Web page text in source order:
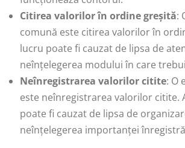
Citirea valorilor în ordine greșită:
comună este citirea valorilor în
lucru poate fi cauzat de lipsa de
neînțelegerea modului în care
Neînregistrarea valorilor citite: O
este neînregistrarea valorilor citite.
poate fi cauzat de lipsa de
neînțelegerea importanței